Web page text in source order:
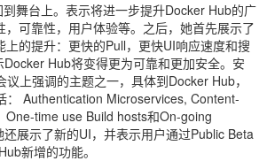
舞台上。表示将进一步提升Docker Hub的广
，可靠性，用户体验等。之后，她首先展示了
的提升：更快的Pull，更快UI响应速度和搜
Hub将变得更为可靠和更加安全。安
上强调的主题之一，具体到Docker Hub，
： Authentication Microservices, Content-
time use Build hosts和On-going
展示了新的UI，并表示用户通过Public Beta
新增的功能。